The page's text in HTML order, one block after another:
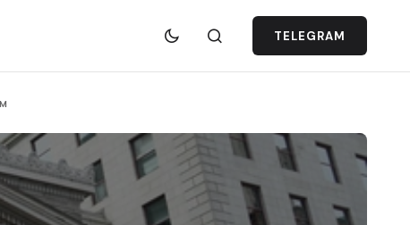
TELEGRAM